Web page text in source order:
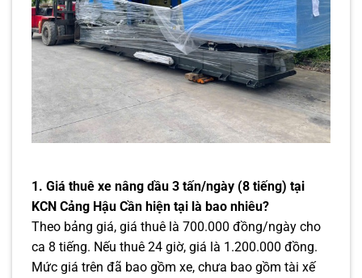
1. Giá thuê xe nâng dầu 3 tấn/ngày (8 tiếng) tại
KCN Cảng Hậu Cần hiện tại là bao nhiêu?
Theo bảng giá, giá thuê là 700.000 đồng/ngày cho
ca 8 tiếng. Nếu thuê 24 giờ, giá là 1.200.000 đồng.
Mức giá trên đã bao gồm xe, chưa bao gồm tài xế